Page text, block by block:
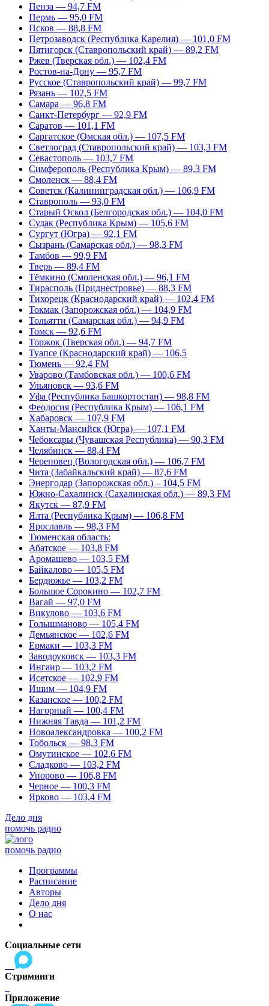
Пенза — 94,7 FM
Пермь — 95,0 FM
Псков — 88,8 FM
Петрозаводск (Республика Карелия) — 101,0 FM
Пятигорск (Ставропольский край) — 89,2 FM
Ржев (Тверская обл.) — 102,4 FM
Ростов-на-Дону — 95,7 FM
Русское (Ставропольский край) — 99,7 FM
Рязань — 102,5 FM
Самара — 96,8 FM
Санкт-Петербург — 92,9 FM
Саратов — 101,1 FM
Саргатское (Омская обл.) — 107,5 FM
Светлоград (Ставропольский край) — 103,3 FM
Севастополь — 103,7 FM
Симферополь (Республика Крым) — 89,3 FM
Смоленск — 88,4 FM
Советск (Калининградская обл.) — 106,9 FM
Ставрополь — 93,0 FM
Старый Оскол (Белгородская обл.) — 104,0 FM
Судак (Республика Крым) — 105,6 FM
Сургут (Югра) — 92,1 FM
Сызрань (Самарская обл.) — 98,3 FM
Тамбов — 99,9 FM
Тверь — 89,4 FM
Тёмкино (Смоленская обл.) — 96,1 FM
Тирасполь (Приднестровье) — 88,3 FM
Тихорецк (Краснодарский край) — 102,4 FM
Токмак (Запорожская обл.) — 104,9 FM
Тольятти (Самарская обл.) — 94,9 FM
Томск — 92,6 FM
Торжок (Тверская обл.) — 94,7 FM
Туапсе (Краснодарский край) — 106,5
Тюмень — 92,4 FM
Уварово (Тамбовская обл.) — 100,6 FM
Ульяновск — 93,6 FM
Уфа (Республика Башкортостан) — 98,8 FM
Феодосия (Республика Крым) — 106,1 FM
Хабаровск — 107,9 FM
Ханты-Мансийск (Югра) — 107,1 FM
Чебоксары (Чувашская Республика) — 90,3 FM
Челябинск — 88,4 FM
Череповец (Вологодская обл.) — 106,7 FM
Чита (Забайкальский край) — 87,6 FM
Энергодар (Запорожская обл.) – 104,5 FM
Южно-Сахалинск (Сахалинская обл.) — 89,3 FM
Якутск — 87,9 FM
Ялта (Республика Крым) — 106,8 FM
Ярославль — 98,3 FM
Тюменская область:
Абатское — 103,8 FM
Аромашево — 103,5 FM
Байкалово — 105,5 FM
Бердюжье — 103,2 FM
Большое Сорокино — 102,7 FM
Вагай — 97,0 FM
Викулово — 103,6 FM
Голышманово — 105,4 FM
Демьянское — 102,6 FM
Ермаки — 103,3 FM
Заводоуковск — 103,3 FM
Ингаир — 103,2 FM
Исетское — 102,9 FM
Ишим — 104,9 FM
Казанское — 100,2 FM
Нагорный — 100,4 FM
Нижняя Тавда — 101,2 FM
Новоалександровка — 100,2 FM
Тобольск — 98,3 FM
Омутинское — 102,6 FM
Сладково — 103,2 FM
Упорово — 106,8 FM
Черное — 100,3 FM
Ярково — 103,4 FM
Дело дня
помочь радио
помочь радио
Программы
Расписание
Авторы
Дело дня
О нас
Социальные сети
Стриминги
Приложение